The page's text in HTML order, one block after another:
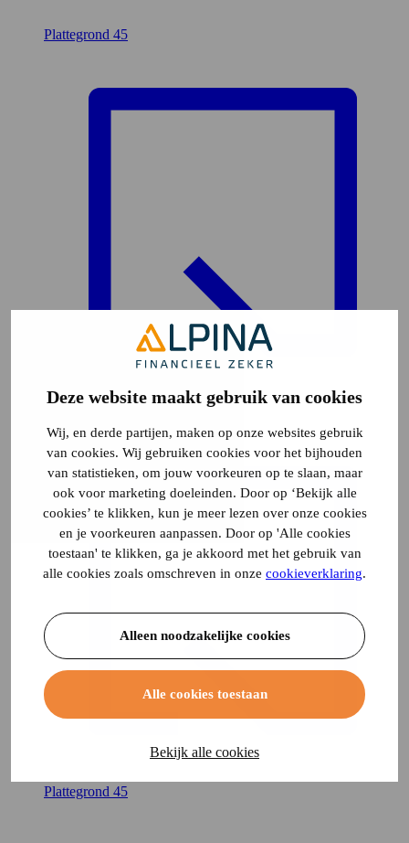
Deze website maakt gebruik van cookies
Wij, en derde partijen, maken op onze websites gebruik
van cookies. Wij gebruiken cookies voor het bijhouden
van statistieken, om jouw voorkeuren op te slaan, maar
ook voor marketing doeleinden. Door op ‘Bekijk alle
cookies’ te klikken, kun je meer lezen over onze cookies
en je voorkeuren aanpassen. Door op 'Alle cookies
toestaan' te klikken, ga je akkoord met het gebruik van
alle cookies zoals omschreven in onze cookieverklaring.
Alleen noodzakelijke cookies
Alle cookies toestaan
Bekijk alle cookies
Plattegrond 45
Plattegrond 45